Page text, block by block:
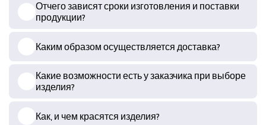
Отчего зависят сроки изготовления и поставки
продукции?
Каким образом осуществляется доставка?
Какие возможности есть у заказчика при выборе
изделия?
Как, и чем красятся изделия?